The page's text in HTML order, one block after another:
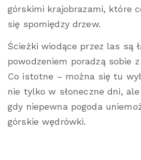
górskimi krajobrazami, które
się spomiędzy drzew.
Ścieżki wiodące przez las są
powodzeniem poradzą sobie
Co istotne – można się tu
nie tylko w słoneczne dni,
gdy niepewna pogoda
górskie wędrówki.